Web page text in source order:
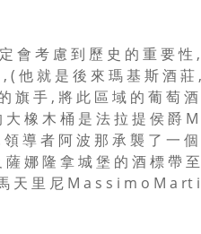
會 考 慮 到 歷 史 的 重 要 性
他 就 是 後 來 瑪 基 斯 酒 莊
旗 手 , 將 此 區 域 的 葡 萄
橡 木 桶 是 法 拉 提 侯 爵
導 者 阿 波 那 承 襲 了 一
娜 隆 拿 城 堡 的 酒 標 帶
天 里 尼 M a s s i m o M a rt